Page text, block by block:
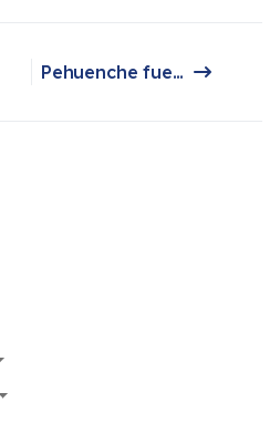
Artículo siguiente: Pehuenche fue becada por ONU
Pehuenche fue becada por ONU